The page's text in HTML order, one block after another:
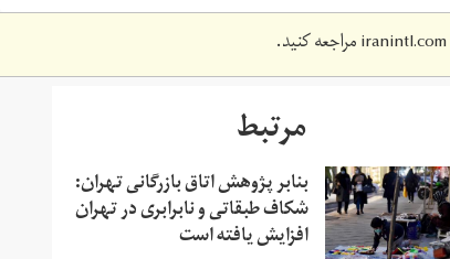
iranintl.comمراجعه کنید.
مرتبط
بنابر پژوهش اتاق بازرگانی تهران:
شکاف طبقاتی و نابرابری در تهران
افزایش یافته است